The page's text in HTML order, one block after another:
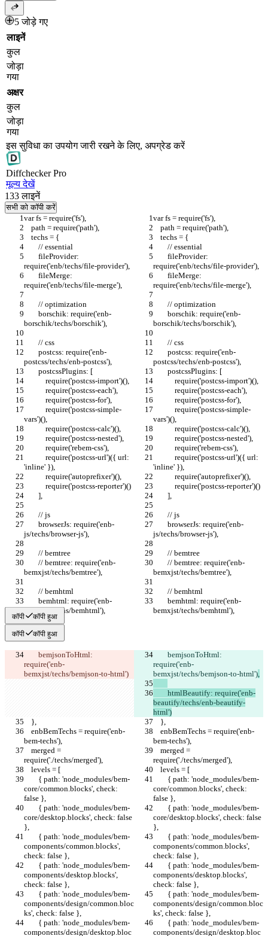
5 जोड़े गए
लाइनें
कुल
जोड़ा
गया
अक्षर
कुल
जोड़ा
गया
इस सुविधा का उपयोग जारी रखने के लिए, अपग्रेड करें
DiffcheckerPro
मूल्य देखें
133 लाइनें
सभी को कॉपी करें
var fs = require('fs'),
var fs = require('fs'),
    path = require('path'),
    path = require('path'),
    techs = {
    techs = {
        // essential
        // essential
require('enb/techs/file-provider'),
require('enb/techs/file-provider'),
require('enb/techs/file-merge'),
require('enb/techs/file-merge'),
        // optimization
        // optimization
borschik/techs/borschik'),
borschik/techs/borschik'),
        // css
        // css
postcss/techs/enb-postcss'),
postcss/techs/enb-postcss'),
        postcssPlugins: [
        postcssPlugins: [
            require('postcss-import')(),
            require('postcss-import')(),
            require('postcss-each'),
            require('postcss-each'),
            require('postcss-for'),
            require('postcss-for'),
vars')(),
vars')(),
            require('postcss-calc')(),
            require('postcss-calc')(),
            require('postcss-nested'),
            require('postcss-nested'),
            require('rebem-css'),
            require('rebem-css'),
'inline' }),
'inline' }),
            require('autoprefixer')(),
            require('autoprefixer')(),
            require('postcss-reporter')()
            require('postcss-reporter')()
        ],
        ],
        // js
        // js
js/techs/browser-js'),
js/techs/browser-js'),
        // bemtree
        // bemtree
bemxjst/techs/bemtree'),
bemxjst/techs/bemtree'),
        // bemhtml
        // bemhtml
bemxjst/techs/bemhtml'),
bemxjst/techs/bemhtml'),
कॉपी कॉपी हुआ
कॉपी कॉपी हुआ
require('enb-
bemxjst/techs/bemjson-to-html')
require('enb-
bemxjst/techs/bemjson-to-html'),
beautify/techs/enb-beautify-
html')
    },
    },
bem-techs'),
bem-techs'),
require('./techs/merged'),
require('./techs/merged'),
    levels = [
    levels = [
core/common.blocks', check:
false },
core/common.blocks', check:
false },
core/desktop.blocks', check: false
},
core/desktop.blocks', check: false
},
components/common.blocks',
check: false },
components/common.blocks',
check: false },
components/desktop.blocks',
check: false },
components/desktop.blocks',
check: false },
components/design/common.bloc
ks', check: false },
components/design/common.bloc
ks', check: false },
components/design/desktop.bloc
components/design/desktop.bloc